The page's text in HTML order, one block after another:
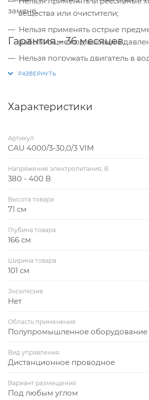
вещества или очистители;
Нельзя применять острые
работающие под высоким
Нельзя погружать двигатель в
жидкость.
замене.
Гарантия – 36 месяцев.
Характеристики
Артикул
CAU 4000/3-30,0/3 VIM
Напряжение электропитания, В
380 - 400 В
Высота товара
71 см
Глубина товара
166 см
Ширина товара
101 см
Эксклюзив
Нет
Область применения
Полупромышленное оборудование
Вид управления
Дистанционное проводное
Вариант размещения
Под любым углом